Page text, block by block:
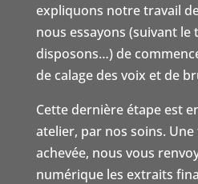
expliquons notre travail
nous essayons (suivant
disposons…) de
de calage des voix et de
Cette dernière étape est
atelier, par nos soins.
achevée, nous vous
numérique les extraits